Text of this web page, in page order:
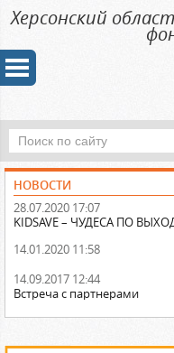
Херсонский
НОВОСТИ
28.07.2020 17:07
KIDSAVE – ЧУДЕСА ПО
14.01.2020 11:58
14.09.2017 12:44
Встреча с партнерами